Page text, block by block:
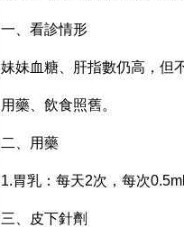
一、看診情形
妹妹血糖、肝指數仍高，但
用藥、飲食照舊。
二、用藥
1.胃乳：每天2次，每次
三、皮下針劑